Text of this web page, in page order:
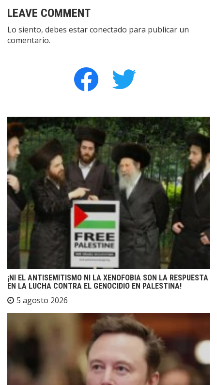
LEAVE COMMENT
Lo siento, debes estarconectado para publicar un
comentario.
facebook twitter
¡NI EL ANTISEMITISMO NI LA XENOFOBIA SON LA RESPUESTA
EN LA LUCHA CONTRA EL GENOCIDIO EN PALESTINA!
5 agosto 2026